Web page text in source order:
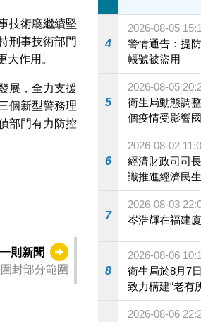
技術廳繼續堅
刑事技術部門
作用。
展，全力支援
個新型警務理
部門有力防控
則新聞
封部分範圍
4
2026-08-05
警情通告：提
帳號被盜用
5
2026-08-05
衛生局動態調
個疫情受影響
施
6
2026-08-02
經濟財政司司
識推進經濟民
7
2026-08-03
岑浩輝在福建
8
2026-08-06
衛生局於8月7
致力構建“老有
2026-08-06